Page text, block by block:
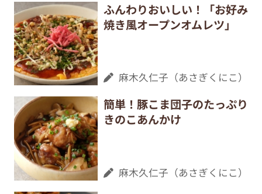
ふんわりおいしい！「お好み
焼き風オープンオムレツ」
麻木久仁子（あさぎくにこ）
簡単！豚こま団子のたっぷり
きのこあんかけ
麻木久仁子（あさぎくにこ）